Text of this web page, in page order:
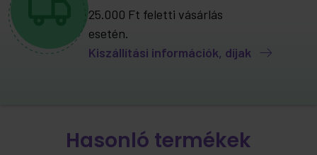
25.000 Ft feletti vásárlás
esetén.
Kiszállítási információk, díjak
Hasonló termékek